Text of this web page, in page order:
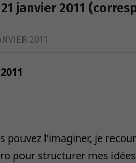
janvier 2011
2011
pouvez l’imaginer, je
pour structurer mes